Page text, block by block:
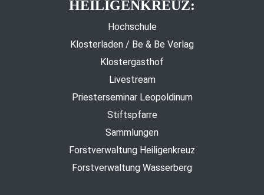
HEILIGENKREUZ:
Hochschule
Klosterladen / Be & Be Verlag
Klostergasthof
Livestream
Priesterseminar Leopoldinum
Stiftspfarre
Sammlungen
Forstverwaltung Heiligenkreuz
Forstverwaltung Wasserberg